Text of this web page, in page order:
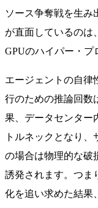
ソース争奪戦を生み
が直面しているのは
GPUのハイパー・プ
エージェントの自律
行のための推論回数
果、データセンター
トルネックとなり
の場合は物理的な破
誘発されます。つま
化を追い求めた結果